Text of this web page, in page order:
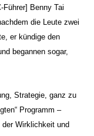
Führer] Benny Tai
die Leute zwei
er kündige den
begannen sogar,
Strategie, ganz zu
Programm –
Wirklichkeit und